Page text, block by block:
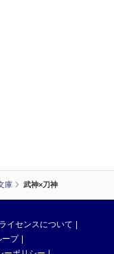
庫 武神×刀神
ライセンスについて
ープ